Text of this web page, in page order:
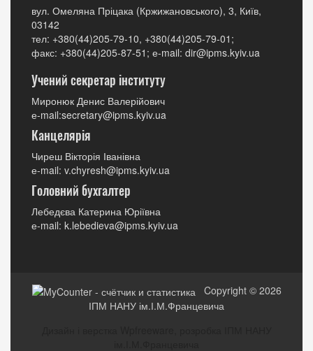
вул. Омеляна Пріцака (Кржижановського), 3, Київ,
03142
тел: +380(44)205-79-10, +380(44)205-79-01;
факс: +380(44)205-87-51; е-mail: dir@ipms.kyiv.ua
Учений секретар інституту
Миронюк Денис Валерійович
е-mail:secretary@ipms.kyiv.ua
Канцелярія
Чиреш Вікторія Іванівна
е-mail: v.chyresh@ipms.kyiv.ua
Головний бухгалтер
Лебедєва Катерина Юріївна
е-mail: k.lebedieva@ipms.kyiv.ua
Copyright © 2026
ІПМ НАНУ ім.І.М.Францевича